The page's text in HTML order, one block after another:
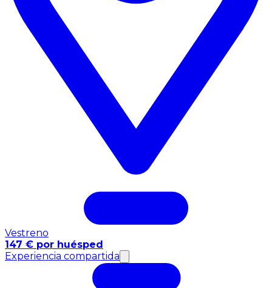
Vestreno
147 € por huésped
Experiencia compartida